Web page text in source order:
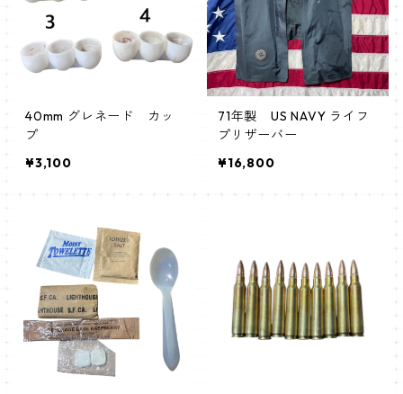
40mm グレネード カッ
プ
¥3,100
71年製 US NAVY ライフ
プリザーバー
¥16,800